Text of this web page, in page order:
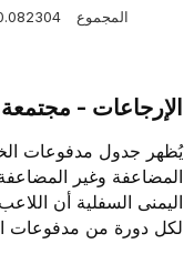
المجموع 0.082304
الإرجاعات - مجتمعة
يُظهر جدول مدفوعات الخط
المضاعفة وغير
لكل دورة من مدفوعات